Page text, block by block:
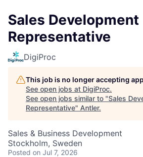
Sales Development
Representative
DigiProc
This job is no longer accepting
See open jobs at DigiProc.
See open jobs similar to "Sales
Representative" Antler.
Sales & Business Development
Stockholm, Sweden
Posted on Jul 7, 2026